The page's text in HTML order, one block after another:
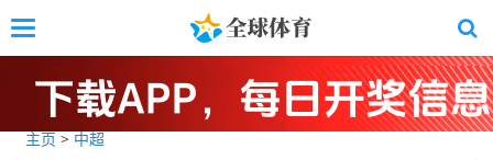
to
main
Toggle
主页>中超